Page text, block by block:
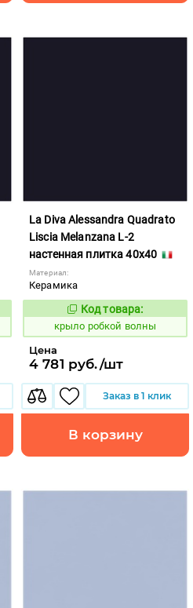
La Diva Alessandra Quadrato
Liscia Melanzana L-2
настенная плитка 40x40
Материал:
Керамика
837887
Код товара:
крыло робкой волны
Цена
4 781 руб./шт
Заказ в 1 клик
В корзину